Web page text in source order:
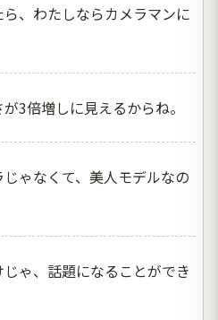
、わたしならカメラマンに
3倍増しに見えるからね。
ゃなくて、美人モデルなの
ゃ、話題になることができ